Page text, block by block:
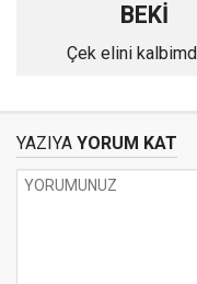
BEKİ
Çek elini
YAZIYA YORUM KAT